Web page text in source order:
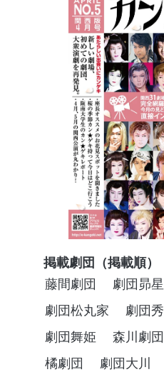
掲載劇団（掲載順）
藤間劇団
劇団昴星
劇団松丸家
劇団秀
劇団舞姫
森川劇団
橘劇団
劇団大川